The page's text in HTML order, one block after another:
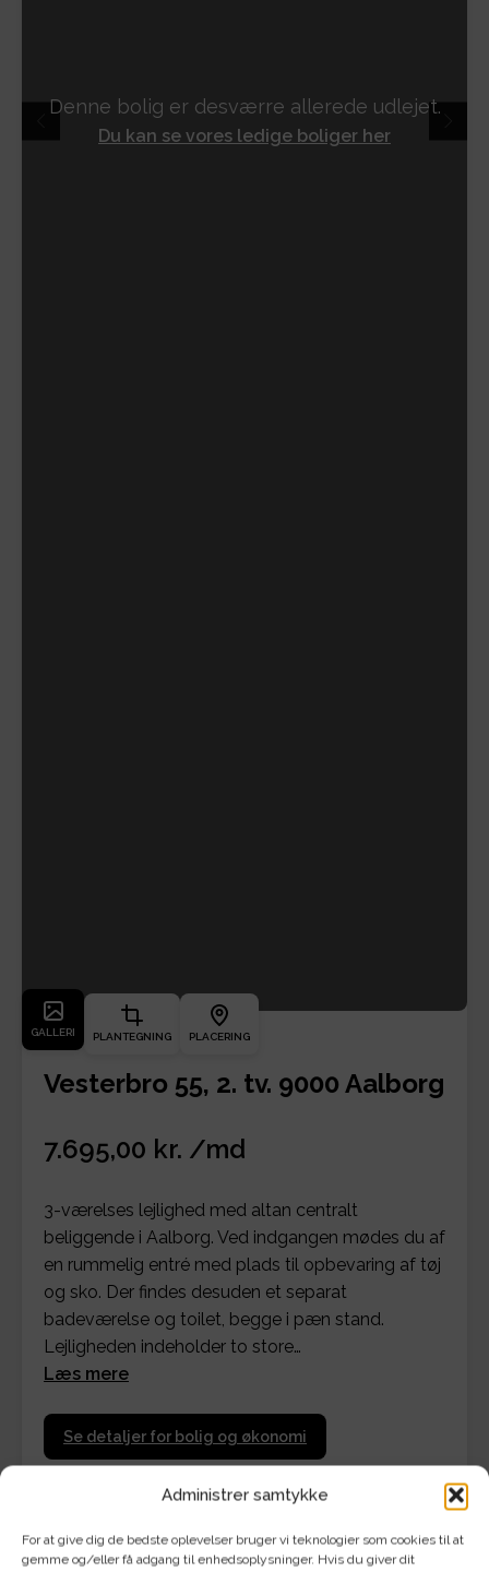
Administrer samtykke
For at give dig de bedste oplevelser bruger vi teknologier som cookies til at
gemme og/eller få adgang til enhedsoplysninger. Hvis du giver dit
Denne bolig er desværre allerede udlejet.
Du kan se vores ledige boliger her
GALLERI PLANTEGNING PLACERING
Vesterbro 55, 2. tv. 9000 Aalborg
7.695,00 kr. /md
3-værelses lejlighed med altan centralt
beliggende i Aalborg. Ved indgangen mødes du af
en rummelig entré med plads til opbevaring af tøj
og sko. Der findes desuden et separat
badeværelse og toilet, begge i pæn stand.
Lejligheden indeholder to store…
Læs mere
Se detaljer for bolig og økonomi